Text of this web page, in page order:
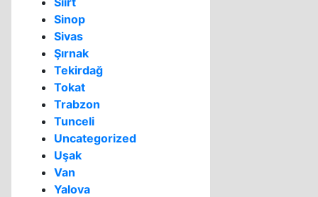
Sinop
Sivas
Şırnak
Tekirdağ
Tokat
Trabzon
Tunceli
Uncategorized
Uşak
Van
Yalova